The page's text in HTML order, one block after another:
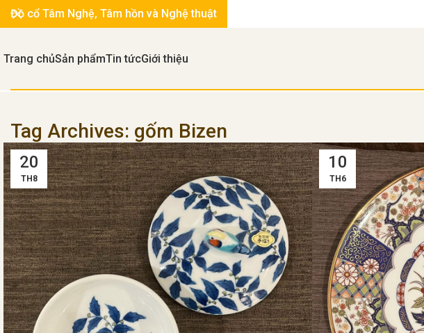
Trang chủSản phẩmTin tứcGiới thiệu
Tag Archives: gốm Bizen
20
TH8
10
TH6
Đồ cổ Tâm Nghệ, Tâm hồn và Nghệ thuật